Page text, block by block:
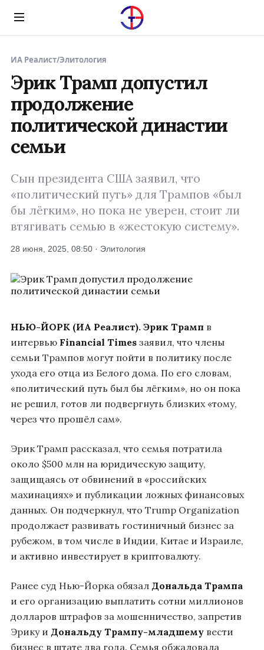
Menu
ИА Реалист/Элитология
Эрик Трамп допустил
продолжение
политической династии
семьи
Сын президента США заявил, что
«политический путь» для Трампов «был
бы лёгким», но пока не уверен, стоит ли
втягивать семью в «жестокую систему».
28 июня, 2025, 08:50 · Элитология
НЬЮ-ЙОРК (ИА Реалист). Эрик Трамп в
интервью Financial Times заявил, что члены
семьи Трампов могут пойти в политику после
ухода его отца из Белого дома. По его словам,
«политический путь был бы лёгким», но он пока
не решил, готов ли подвергнуть близких «тому,
через что прошёл сам».
Эрик Трамп рассказал, что семья потратила
около $500 млн на юридическую защиту,
защищаясь от обвинений в «российских
махинациях» и публикации ложных финансовых
данных. Он подчеркнул, что Trump Organization
продолжает развивать гостиничный бизнес за
рубежом, в том числе в Индии, Китае и Израиле,
и активно инвестирует в криптовалюту.
Ранее суд Нью-Йорка обязал Дональда Трампа
и его организацию выплатить сотни миллионов
долларов штрафов за мошенничество, запретив
Эрику и Дональду Трампу-младшему вести
бизнес в штате два года. Семья обжаловала